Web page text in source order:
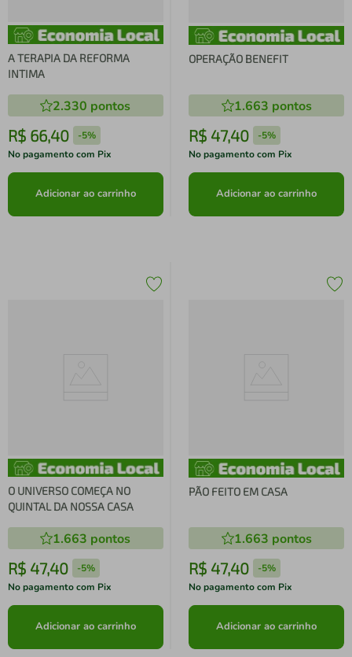
A TERAPIA DA REFORMA
INTIMA
2.330 pontos
R$ 66,40 -5%
No pagamento com Pix
Adicionar ao carrinho
OPERAÇÃO BENEFIT
1.663 pontos
R$ 47,40 -5%
No pagamento com Pix
Adicionar ao carrinho
O UNIVERSO COMEÇA NO
QUINTAL DA NOSSA CASA
1.663 pontos
R$ 47,40 -5%
No pagamento com Pix
Adicionar ao carrinho
PÃO FEITO EM CASA
1.663 pontos
R$ 47,40 -5%
No pagamento com Pix
Adicionar ao carrinho